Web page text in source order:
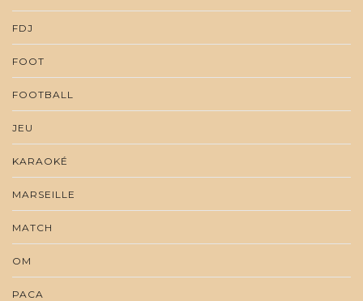
FDJ
FOOT
FOOTBALL
JEU
KARAOKÉ
MARSEILLE
MATCH
OM
PACA